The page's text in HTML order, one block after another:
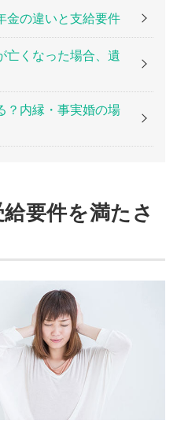
金の違いと支給要件
亡くなった場合、遺
？内縁・事実婚の場
要件を満たさ